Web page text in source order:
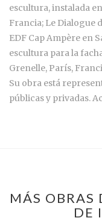
escultura, instalada
Francia; Le Dialogue
EDF Cap Ampère en
escultura para la
Grenelle, París,
Su obra está
públicas y privadas.
MÁS OBRAS
DE